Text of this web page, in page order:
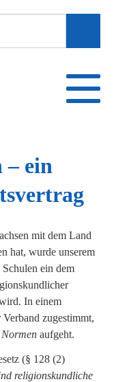
– ein
mit dem Land
hat, wurde unserem
ein dem
In einem
Verband zugestimmt,
Normen aufgeht.
(§ 128 (2)
religionskundliche